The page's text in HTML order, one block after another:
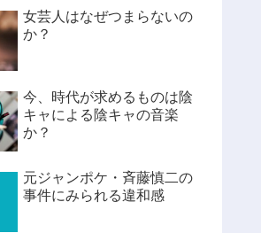
女芸人はなぜつまらないの
か？
今、時代が求めるものは陰
キャによる陰キャの音楽
か？
元ジャンポケ・斉藤慎二の
事件にみられる違和感